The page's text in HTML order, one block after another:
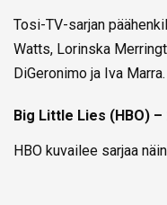
Tosi-TV-sarjan
Watts, Lorinska
DiGeronimo ja Iva Marra.
Big Little Lies (HBO)
HBO kuvailee sarjaa